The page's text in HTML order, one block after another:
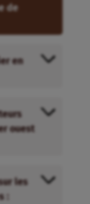
de
en
ouest
les